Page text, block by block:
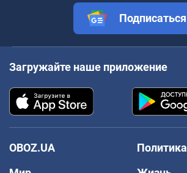
Подписаться
Загружайте наше приложение
OBOZ.UA
Политика